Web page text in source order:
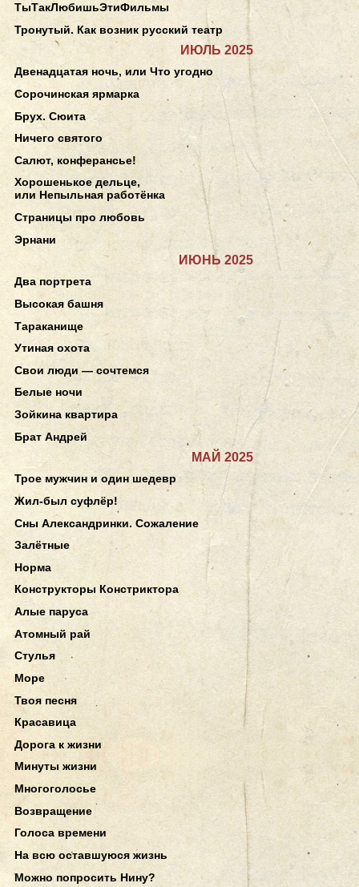
ТыТакЛюбишьЭтиФильмы
Тронутый. Как возник русский театр
ИЮЛЬ 2025
Двенадцатая ночь, или Что угодно
Сорочинская ярмарка
Брух. Сюита
Ничего святого
Салют, конферансье!
Хорошенькое дельце,
или Непыльная работёнка
Страницы про любовь
Эрнани
ИЮНЬ 2025
Два портрета
Высокая башня
Тараканище
Утиная охота
Свои люди — сочтемся
Белые ночи
Зойкина квартира
Брат Андрей
МАЙ 2025
Трое мужчин и один шедевр
Жил-был суфлёр!
Сны Александринки. Сожаление
Залётные
Норма
Конструкторы Констриктора
Алые паруса
Атомный рай
Стулья
Море
Твоя песня
Красавица
Дорога к жизни
Минуты жизни
Многоголосье
Возвращение
Голоса времени
На всю оставшуюся жизнь
Можно попросить Нину?